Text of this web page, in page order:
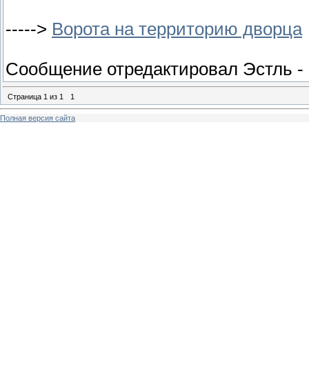
-----> Ворота на территорию дворца
Сообщение отредактировал Эстль -
Страница 1 из 1 1
Полная версия сайта